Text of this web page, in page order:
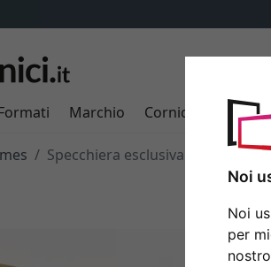
Noi
Noi
per
Marchio Cornici su misura
Specchiera esclusiva Shab su